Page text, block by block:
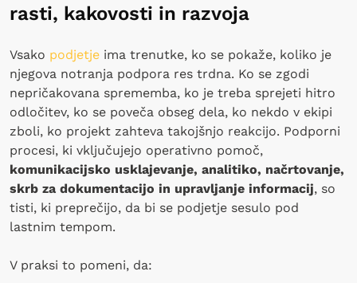
rasti, kakovosti in razvoja
Vsako podjetje ima trenutke, ko se pokaže, koliko je
njegova notranja podpora res trdna. Ko se zgodi
nepričakovana sprememba, ko je treba sprejeti hitro
odločitev, ko se poveča obseg dela, ko nekdo v ekipi
zboli, ko projekt zahteva takojšnjo reakcijo. Podporni
procesi, ki vključujejo operativno pomoč,
komunikacijsko usklajevanje, analitiko, načrtovanje,
skrb za dokumentacijo in upravljanje informacij, so
tisti, ki preprečijo, da bi se podjetje sesulo pod
lastnim tempom.
V praksi to pomeni, da: